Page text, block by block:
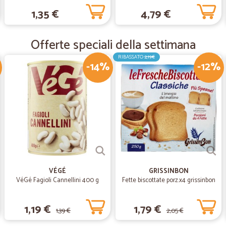
Rapidità nella consegna e
complimenti
—Roberto F.
Ottimo!
Ottimo servizio!
Luna C.
Precisissimi e veloci
Precisissimi e veloci. Davvero un
1,35 € 4,79 €
Offerte speciali della settimana
-14%
VÉGÉ
VéGé Fagioli Cannellini 400 g
1,19 € 1,39 €
-12%
RIBASSATO2,19€
GRISSINBON
Fette biscottate porz.x4 grissinbon
1,79 € 2,05 €